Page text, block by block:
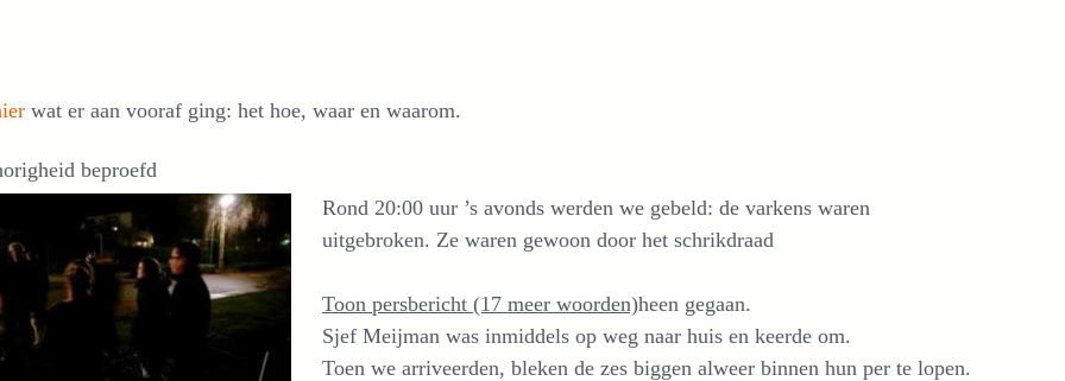
wat er aan vooraf ging: het hoe, waar en waarom.
beproefd
Rond 20:00 uur ’s avonds werden we gebeld: de varkens waren
uitgebroken. Ze waren gewoon door het schrikdraad
Toon persbericht (17 meer woorden)heen gegaan.
Sjef Meijman was inmiddels op weg naar huis en keerde om.
Toen we arriveerden, bleken de zes biggen alweer binnen hun per te lopen.